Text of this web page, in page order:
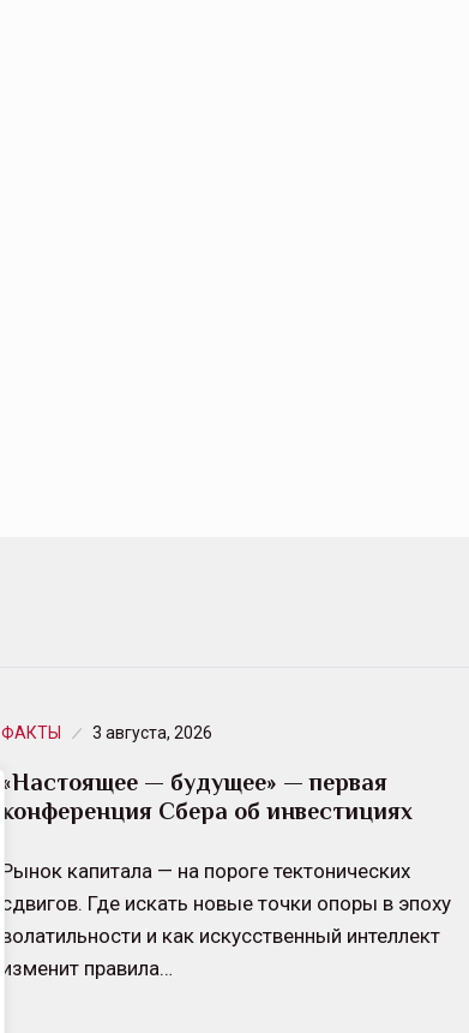
ФАКТЫ 3 августа, 2026
«Настоящее — будущее» — первая
конференция Cбера об инвестициях
Рынок капитала — на пороге тектонических
сдвигов. Где искать новые точки опоры в эпоху
волатильности и как искусственный интеллект
изменит правила…